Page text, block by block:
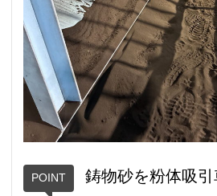
鋳物砂を粉体吸